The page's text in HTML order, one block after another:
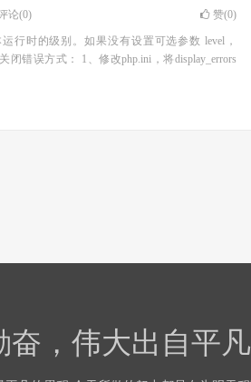
论(0) 赞(0)
行时的级别。如果没有设置可选参数 level，
闭错误方式： 1、修改php.ini，将display_errors
奋，伟大出自平凡